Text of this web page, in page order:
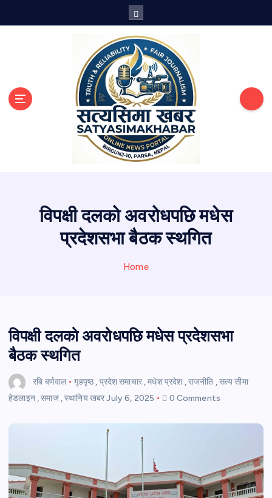
विपक्षी दलको अवरोधपछि मधेस
प्रदेशसभा बैठक स्थगित
Home
विपक्षी दलको अवरोधपछि मधेस प्रदेशसभा
बैठक स्थगित
रबि बर्णवाल गृहपृष्ठ, प्रदेश समाचार,मधेश प्रदेश ,राजनीति ,सत्य सीमा
हेडलाइन,समाज,स्थानिय खबर July 6, 2025 0 Comments